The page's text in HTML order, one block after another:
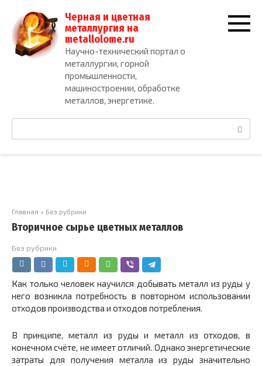
контенту
Черная и цветная
металлургия на
metallolome.ru
Научно-технический портал о
металлургии, горной
промышленности,
машиностроении, обработке
металлов, энергетике.
Главная » Без рубрики
Вторичное сырье цветных металлов
Без рубрики
Как только человек научился добывать металл из руды у
него возникла потребность в повторном использовании
отходов производства и отходов потребления.
В принципе, металл из руды и металл из отходов, в
конечном счёте, не имеет отличий. Однако энергетические
затраты для получения металла из руды значительно